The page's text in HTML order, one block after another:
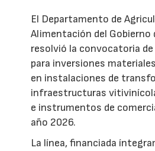
El Departamento de
Alimentación del Gobierno
resolvió la convocatoria
para inversiones
en instalaciones de
infraestructuras
e instrumentos de
año 2026.
La línea, financiada